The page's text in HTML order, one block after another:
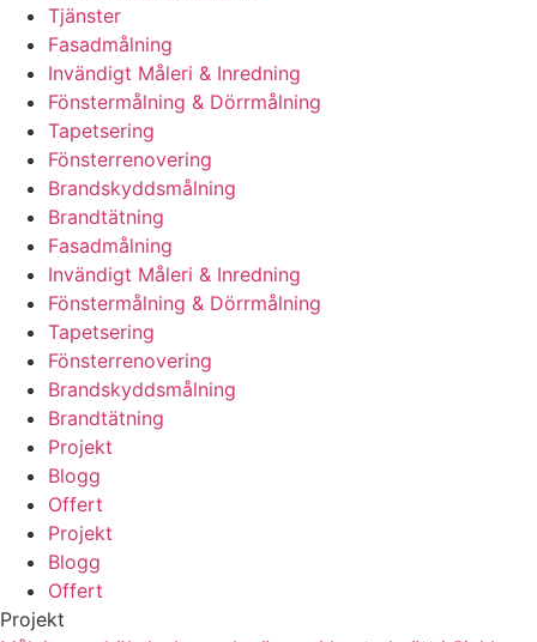
Tjänster
Fasadmålning
Invändigt Måleri & Inredning
Fönstermålning & Dörrmålning
Tapetsering
Fönsterrenovering
Brandskyddsmålning
Brandtätning
Fasadmålning
Invändigt Måleri & Inredning
Fönstermålning & Dörrmålning
Tapetsering
Fönsterrenovering
Brandskyddsmålning
Brandtätning
Projekt
Blogg
Offert
Projekt
Blogg
Offert
Projekt